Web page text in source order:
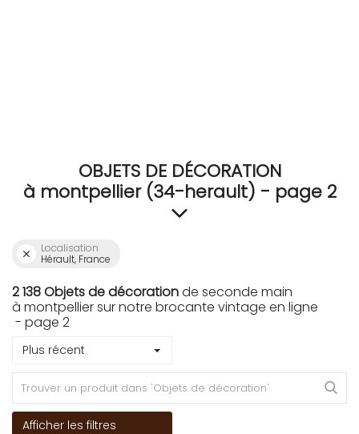
OBJETS DE DÉCORATION
à montpellier (34-herault) - page 2
Localisation
Hérault, France
2 138 Objets de décorationde seconde main
à montpellier sur notre brocante vintage en ligne
- page 2
Plus récent
Afficher les filtres